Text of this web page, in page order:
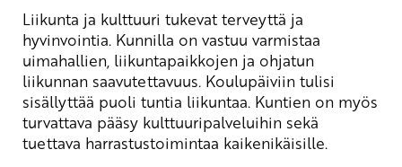
Liikunta ja kulttuuri tukevat terveyttä ja
hyvinvointia. Kunnilla on vastuu varmistaa
uimahallien, liikuntapaikkojen ja ohjatun
liikunnan saavutettavuus. Koulupäiviin tulisi
sisällyttää puoli tuntia liikuntaa. Kuntien on myös
turvattava pääsy kulttuuripalveluihin sekä
tuettava harrastustoimintaa kaikenikäisille.